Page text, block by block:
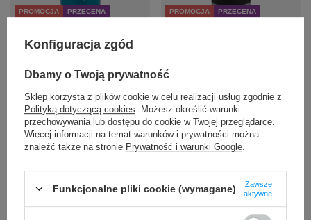
PROMOCJA PRZECENA
Byron 2.0 470ml - Niebieski
Najniższa cena produktu w
okresie 30 dni przed
wprowadzeniem obniżki:
77,99 zł -7%
PROMOCJA PRZECENA
Najniższa cena produktu w
okresie 30 dni przed
wprowadzeniem obniżki:
79,99 zł -7%
Konfiguracja zgód
Dbamy o Twoją prywatność
Sklep korzysta z plików cookie w celu realizacji usług zgodnie z
Polityką dotyczącą cookies . Możesz określić warunki
przechowywania lub dostępu do cookie w Twojej przeglądarce.
Więcej informacji na temat warunków i prywatności można
znaleźć także na stronie Prywatność i warunki Google
Funkcjonalne pliki cookie (wymagane)
Zawsze
aktywne